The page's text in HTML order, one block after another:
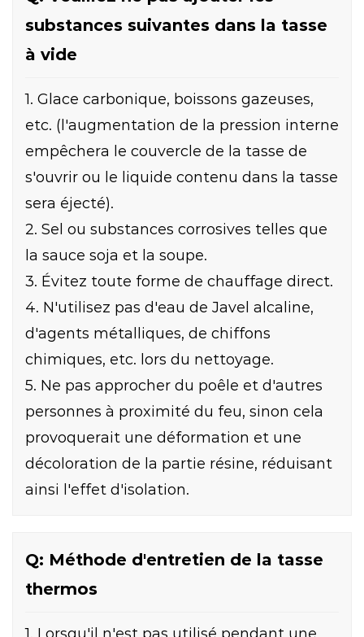
substances suivantes dans la tasse
à vide
1. Glace carbonique, boissons gazeuses,
etc. (l'augmentation de la pression interne
empêchera le couvercle de la tasse de
s'ouvrir ou le liquide contenu dans la tasse
sera éjecté).
2. Sel ou substances corrosives telles que
la sauce soja et la soupe.
3. Évitez toute forme de chauffage direct.
4. N'utilisez pas d'eau de Javel alcaline,
d'agents métalliques, de chiffons
chimiques, etc. lors du nettoyage.
5. Ne pas approcher du poêle et d'autres
personnes à proximité du feu, sinon cela
provoquerait une déformation et une
décoloration de la partie résine, réduisant
ainsi l'effet d'isolation.
Q: Méthode d'entretien de la tasse
thermos